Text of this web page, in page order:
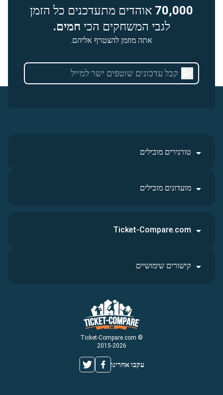
70,000 אוהדים מתעדכנים כל הזמן
לגבי המשחקים הכי חמים.
אתה מוזמן להצטרף אליהם.
טורנירים מובילים
מועדונים מובילים
© Ticket-Compare.com
2015-2026
עקבו אחרינו
Ticket-Compare.com
קישורים שימושיים